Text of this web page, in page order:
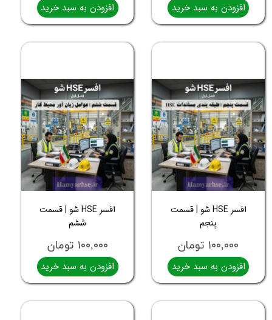
افزودن به سبد خرید افزودن به سبد خرید
افسر HSE شو | قسمت
پنجم
۱۰۰,۰۰۰ تومان
افزودن به سبد خرید
افسر HSE شو | قسمت
ششم
۱۰۰,۰۰۰ تومان
افزودن به سبد خرید